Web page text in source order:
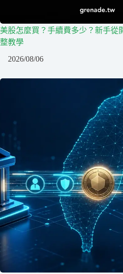
美股怎麼買？手續費多少？新手從
整教學
2026/08/06